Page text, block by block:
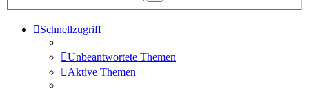
Schnellzugriff
Unbeantwortete Themen
Aktive Themen